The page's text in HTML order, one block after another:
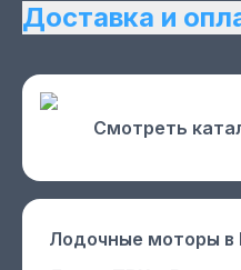
Доставка и
Смотреть
Лодочные моторы в